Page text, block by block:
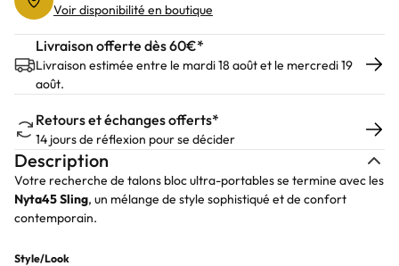
Voir disponibilité en boutique
Livraison offerte dès 60€*
Livraison estimée entre le mardi 18 août et le mercredi 19
août.
Retours et échanges offerts*
14 jours de réflexion pour se décider
Description
Votre recherche de talons bloc ultra-portables se termine avec les
Nyta45Sling, un mélange de style sophistiqué et de confort
contemporain.
Style/Look